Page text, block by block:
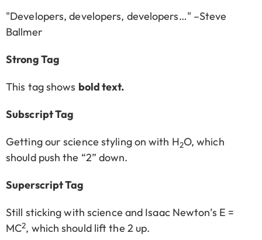
Developers, developers, developers…
–Steve
Ballmer
Strong Tag
This tag shows boldtext.
Subscript Tag
Getting our science styling on with H2O, which
should push the “2” down.
Superscript Tag
Still sticking with science and Isaac Newton’s E =
MC2, which should lift the 2 up.